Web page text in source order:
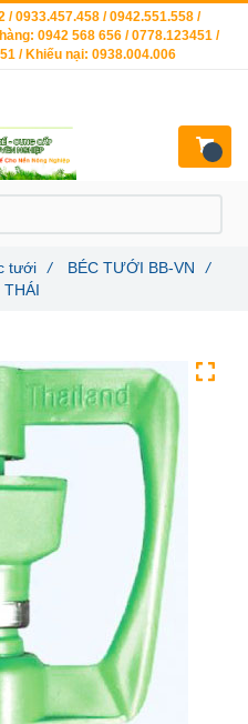
tưới / BÉC TƯỚI BB-VN
/
THÁI
/ 0933.457.458 / 0942.551.558 /
0942 568 656 / 0778.123451 /
/ Khiếu nại: 0938.004.006